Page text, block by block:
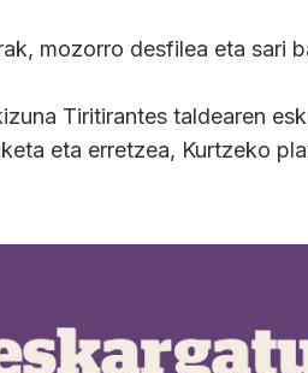
mozorro desfilea eta sari
Tiritirantes taldearen
eta erretzea, Kurtzeko